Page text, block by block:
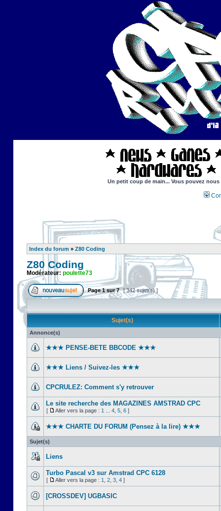
Un petit coup de main... Vous pouvez
Index du forum » Z80 Coding
Z80 Coding
Modérateur: poulette73
Page1sur7 [ 342 sujet(s) ]
Sujet(s)
Annonce(s)
★★★ PENSE-BETE BBCODE ★★★
★★★ Liens / Suivez-les ★★★
CPCRULEZ: Comment s'y retrouver‎
Le site recherche des MAGAZINES AMSTRAD CPC
[ Aller vers la page : 1 4 5 6 ]
★★★ CHARTE DU FORUM (Pensez à la lire) ★★★
Sujet(s)
Liens
Turbo Pascal v3 sur Amstrad CPC 6128
[ Aller vers la page : 1 2 3 4 ]
[CROSSDEV] UGBASIC